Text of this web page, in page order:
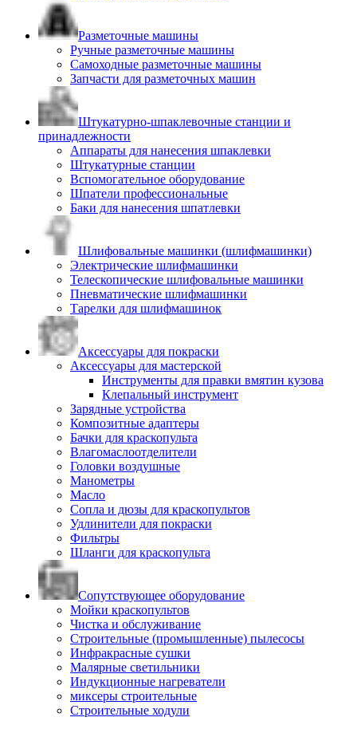
Разметочные машины
Ручные разметочные машины
Самоходные разметочные машины
Запчасти для разметочных машин
Штукатурно-шпаклевочные станции и
принадлежности
Аппараты для нанесения шпаклевки
Штукатурные станции
Вспомогательное оборудование
Шпатели профессиональные
Баки для нанесения шпатлевки
Шлифовальные машинки (шлифмашинки)
Электрические шлифмашинки
Телескопические шлифовальные машинки
Пневматические шлифмашинки
Тарелки для шлифмашинок
Аксессуары для покраски
Аксессуары для мастерской
Инструменты для правки вмятин кузова
Клепальный инструмент
Зарядные устройства
Композитные адаптеры
Бачки для краскопульта
Влагомаслоотделители
Головки воздушные
Манометры
Масло
Сопла и дюзы для краскопультов
Удлинители для покраски
Фильтры
Шланги для краскопульта
Сопутствующее оборудование
Мойки краскопультов
Чистка и обслуживание
Строительные (промышленные) пылесосы
Инфракрасные сушки
Малярные светильники
Индукционные нагреватели
миксеры строительные
Строительные ходули